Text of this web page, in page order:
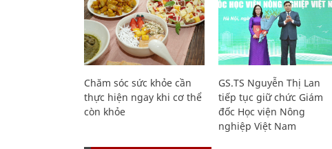
Chăm sóc sức khỏe cần
thực hiện ngay khi cơ thể
còn khỏe
GS.TS Nguyễn Thị Lan
tiếp tục giữ chức Giám
đốc Học viện Nông
nghiệp Việt Nam